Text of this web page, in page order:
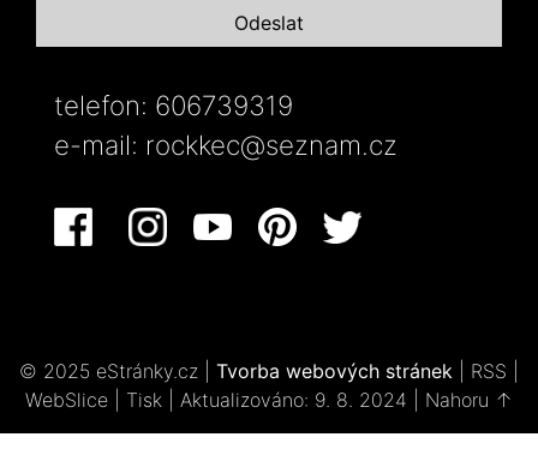
telefon: 606739319
e-mail: rockkec@seznam.cz
© 2025 eStránky.cz Tvorba webových stránek RSS
WebSlice
Tisk Aktualizováno: 9. 8. 2024 Nahoru ↑